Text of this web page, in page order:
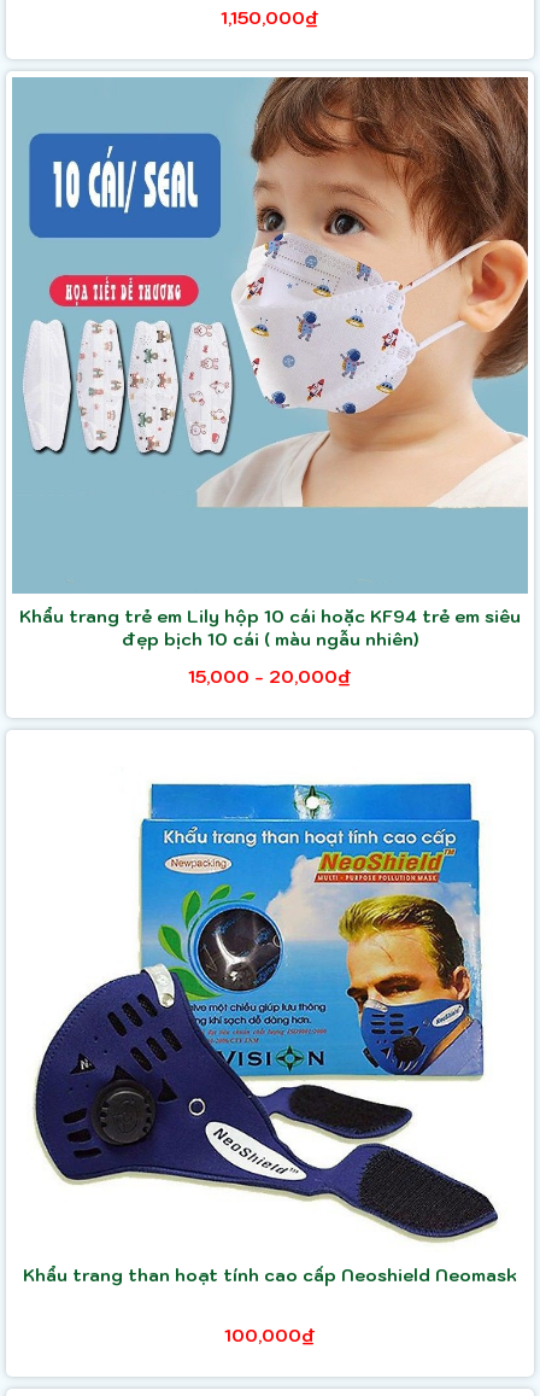
1,150,000₫
Khẩu trang trẻ em Lily hộp 10 cái hoặc KF94 trẻ em siêu
đẹp bịch 10 cái ( màu ngẫu nhiên)
15,000 - 20,000₫
Khẩu trang than hoạt tính cao cấp Neoshield Neomask
100,000₫